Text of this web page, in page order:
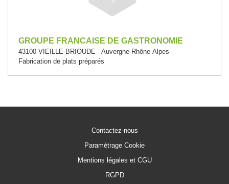
GROUPE FRANCAISE DE GASTRONOMIE
43100 VIEILLE-BRIOUDE - Auvergne-Rhône-Alpes
Fabrication de plats préparés
Contactez-nous
Paramétrage Cookie
Mentions légales et CGU
RGPD